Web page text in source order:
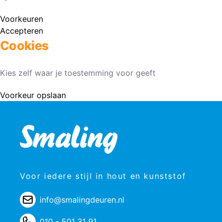
Voorkeuren
Accepteren
Cookies
Kies zelf waar je toestemming voor geeft
Voorkeur opslaan
Voor iedere stijl in hout en kunststof
info@smalingdeuren.nl